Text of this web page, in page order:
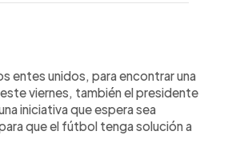
entes unidos, para encontrar una
viernes, también el presidente
iniciativa que espera sea
que el fútbol tenga solución a